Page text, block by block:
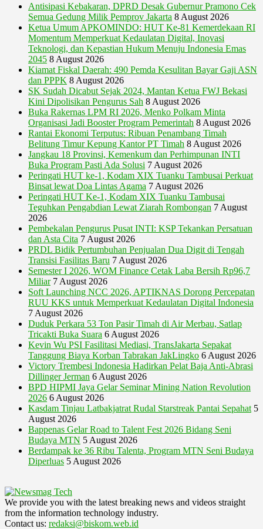
Antisipasi Kebakaran, DPRD Desak Gubernur Pramono Cek
Semua Gedung Milik Pemprov Jakarta 8 August 2026
Ketua Umum APKOMINDO: HUT Ke-81 Kemerdekaan RI
Momentum Memperkuat Kedaulatan Digital, Inovasi
Teknologi, dan Kepastian Hukum Menuju Indonesia Emas
2045 8 August 2026
Kiamat Fiskal Daerah: 490 Pemda Kesulitan Bayar Gaji ASN
dan PPPK 8 August 2026
SK Sudah Dicabut Sejak 2024, Mantan Ketua FWJ Bekasi
Kini Dipolisikan Pengurus Sah 8 August 2026
Buka Rakernas LPM RI 2026, Menko Polkam Minta
Organisasi Jadi Booster Program Pemerintah 8 August 2026
Rantai Ekonomi Terputus: Ribuan Penambang Timah
Belitung Timur Kepung Kantor PT Timah 8 August 2026
Jangkau 18 Provinsi, Kemenkum dan Perhimpunan INTI
Buka Program Pasti Ada Solusi 7 August 2026
Peringati HUT ke-1, Kodam XIX Tuanku Tambusai Perkuat
Binsat lewat Doa Lintas Agama 7 August 2026
Peringati HUT Ke-1, Kodam XIX Tuanku Tambusai
Teguhkan Pengabdian Lewat Ziarah Rombongan 7 August
2026
Pembekalan Pengurus Pusat INTI: KSP Tekankan Persatuan
dan Asta Cita 7 August 2026
PRDL Bidik Pertumbuhan Penjualan Dua Digit di Tengah
Transisi Fasilitas Baru 7 August 2026
Semester I 2026, WOM Finance Cetak Laba Bersih Rp96,7
Miliar 7 August 2026
Soft Launching NCC 2026, APTIKNAS Dorong Percepatan
RUU KKS untuk Memperkuat Kedaulatan Digital Indonesia
7 August 2026
Duduk Perkara 53 Ton Pasir Timah di Air Merbau, Satlap
Tricakti Buka Suara 6 August 2026
Kevin Wu PSI Fasilitasi Mediasi, TransJakarta Sepakat
Tanggung Biaya Korban Tabrakan JakLingko 6 August 2026
Victory Trembesi Indonesia Hadirkan Pelat Baja Anti-Abrasi
Dillinger Jerman 6 August 2026
BPD HIPMI Jaya Gelar Seminar Mining Nation Revolution
2026 6 August 2026
Kasdam Tinjau Latbakjatrat Rudal Starstreak Pantai Sepahat 5
August 2026
Bappenas Gelar Road to Talent Fest 2026 Bidang Seni
Budaya MTN 5 August 2026
Berdampak ke 36 Ribu Talenta, Program MTN Seni Budaya
Diperluas 5 August 2026
We provide you with the latest breaking news and videos straight
from the information technology industry.
Contact us: redaksi@biskom.web.id